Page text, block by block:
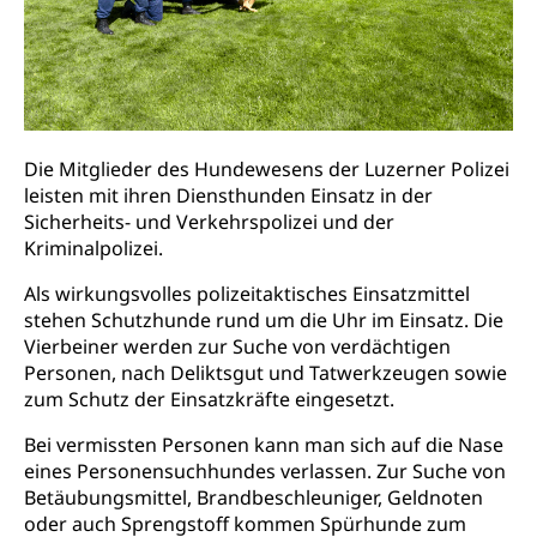
Die Mitglieder des Hundewesens der Luzerner Polizei
leisten mit ihren Diensthunden Einsatz in der
Sicherheits- und Verkehrspolizei und der
Kriminalpolizei.
Als wirkungsvolles polizeitaktisches Einsatzmittel
stehen Schutzhunde rund um die Uhr im Einsatz. Die
Vierbeiner werden zur Suche von verdächtigen
Personen, nach Deliktsgut und Tatwerkzeugen sowie
zum Schutz der Einsatzkräfte eingesetzt.
Bei vermissten Personen kann man sich auf die Nase
eines Personensuchhundes verlassen. Zur Suche von
Betäubungsmittel, Brandbeschleuniger, Geldnoten
oder auch Sprengstoff kommen Spürhunde zum
Fachperson Betreuung (verkürzte
Grundbildung)
Fachperson Gesundheit (verkürzte
Grundbildung)
Allgemeinbildung für Erwachsene
Berufsberatung (berufsberatung.ch)
Grundkompetenzen (einfach-besser.ch)
Bildung & Berufsabschluss für Erwachsene
Lehre nach dem Gymnasium
Höhere Berufsbildung
Berufsabschluss für Erwachsene
Höhere Bildung (hflu.ch)
Beratung & Unterstützung
Neuorientierung
Lehrstellensuche, Berufsmaturität,
Brückenangebote, Zugewanderte & Arbeitsmarkt,
Fachstelle Berufsbildung
Schulen und Berufsbildungszentren
Fremdsprachen in der Berufslehre –
MobiLingua
Informationen für Lernende und Gesetzliche
Vertreter
Informationen für zugewanderte Personen
Schnupperlehre & Lehrstellensuche
Beruf & Weiterbildung (beruf.lu.ch)
Berufslehre (beruf.lu.ch)
Fachstelle Berufsbildung
Hochschule Fachhochschule
Campus Horw
Fachstelle Hochschulbildung
Hochschulen
Hochschule Luzern HSLU
Pädagogische Hochschule Luzern, PH Luzern
Höhere Fachschule Luzern HFLU
Mittelschulen
Gymnasium, Handelsmittelschule, Sekundarstufe II,
Fachklasse Grafik Luzern, Berufsmatura,
Informatikmittelschule, Fachmittelschulzentrum
FMS, Fachmittelschulen, Vollzeitschulen mit
Berufsmatura BM, Aufnahmebedingungen FMS und
Vollzeitschulen mit BM
Berufsbildung / Mittelschulen (gruezi.lu.ch)
Fachklasse Grafik (fachklassegrafik.ch)
Fach- & Wirtschafts-Mittelschulzentrum FMZ
Obligatorische Schulzeit
Schulpflicht, Schulobligatorium, Primarschule,
Sekundarschule, Schulferien, Tagesschule,
Schulergänzende Betreuung, Logopädie,